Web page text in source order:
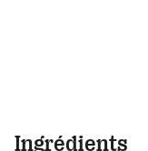
Ingrédients